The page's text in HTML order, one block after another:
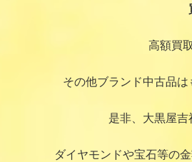
高額買
その他ブランド中古品
是非、大黒屋吉
ダイヤモンドや宝石等の